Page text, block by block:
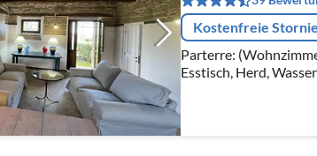
Kostenfreie
Parterre:
Esstisch, Herd,